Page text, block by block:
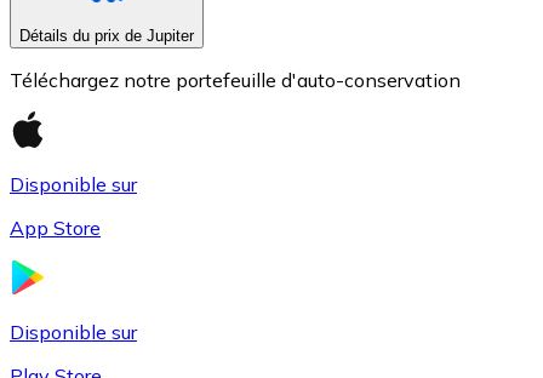
Détails du prix de Jupiter
Téléchargez notre portefeuille d'auto-conservation
Disponible sur
App Store
Disponible sur